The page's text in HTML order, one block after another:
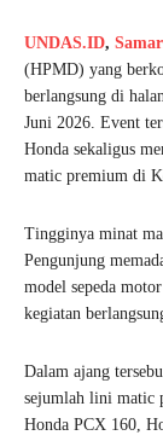
UNDAS.ID,
(HPMD) yang
berlangsung di
Juni 2026. Event
Honda sekaligus
matic premium di
Tingginya minat
Pengunjung
model sepeda
kegiatan
Dalam ajang
sejumlah lini matic
Honda PCX 160,